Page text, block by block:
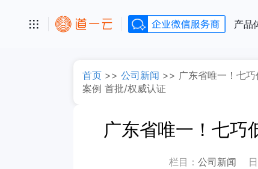
产品
首页 >> 公司新闻 >> 广东省唯一！七
案例 首批/权威认证
栏目： 公司新闻